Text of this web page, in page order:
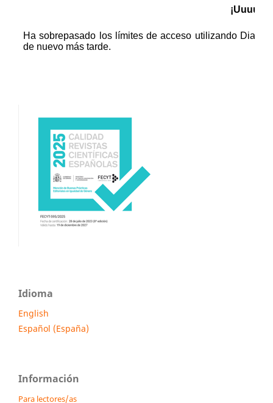
Idioma
English
Español (España)
Información
Para lectores/as